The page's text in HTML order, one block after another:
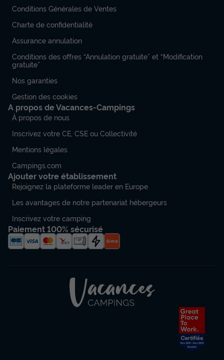
MOBILHOME 6 personnes - Standard 4
Pièces 6 Personnes Climatisé
Annulation gratuite
Surface
32m²
Terrasse couverte Climatisation
MOBILHOME 6 personnes - Standard 4 Pièces 6 Personnes
Climatisé
Conditions Générales de Ventes
Charte de confidentialité
Assurance annulation
Conditions des offres “Annulation gratuite” et “Modification
gratuite”
Nos garanties
Gestion des cookies
A propos de Vacances-Campings
À propos de nous
Inscrivez votre CE, CSE ou Collectivité
Mentions légales
Campings.com
Ajouter votre établissement
Rejoignez la plateforme leader en Europe
Les avantages de notre partenariat hébergeurs
Inscrivez votre camping
Paiement 100% sécurisé